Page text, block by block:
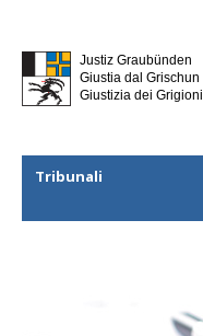
Justiz Graubünden
Giustia dal Grischun
Giustizia dei Grigioni
Tribunali